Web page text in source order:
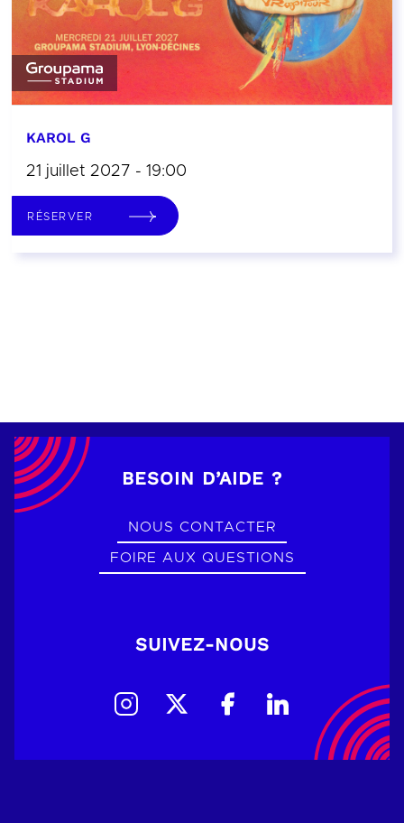
KAROL G
21 juillet 2027 - 19:00
RÉSERVER
BESOIN D’AIDE ?
NOUS CONTACTER
FOIRE AUX QUESTIONS
SUIVEZ-NOUS